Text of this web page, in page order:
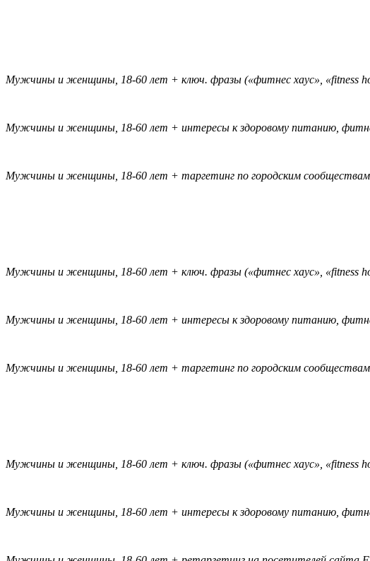
Мужчины и женщины, 18-60 лет + ключ. фразы («фитнес хаус», «fitness
Мужчины и женщины, 18-60 лет + интересы к здоровому питанию,
Мужчины и женщины, 18-60 лет + таргетинг по городским
Мужчины и женщины, 18-60 лет + ключ. фразы («фитнес хаус», «fitness
Мужчины и женщины, 18-60 лет + интересы к здоровому питанию,
Мужчины и женщины, 18-60 лет + таргетинг по городским
Мужчины и женщины, 18-60 лет + ключ. фразы («фитнес хаус», «fitness
Мужчины и женщины, 18-60 лет + интересы к здоровому питанию,